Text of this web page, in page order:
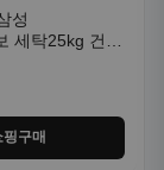
성
세탁25kg 건조
핑구매